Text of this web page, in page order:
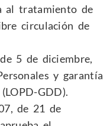
al tratamiento de
circulación de
5 de diciembre,
y garantía
GDD).
de 21 de